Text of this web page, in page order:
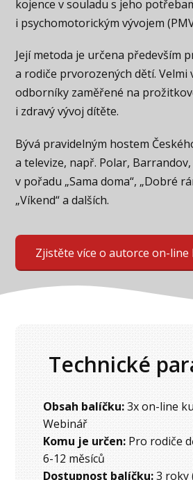
kojence v souladu s jeho
i psychomotorickým vývojem
Její metoda je určena především
a rodiče prvorozených dětí. Velmi
odborníky zaměřené na
i zdravý vývoj dítěte.
Bývá pravidelným hostem
a televize, např. Polar,
v pořadu „Sama doma“, „Dobré
„Víkend“ a dalších.
Zjistěte více o autorce on-line
Technické
Obsah balíčku:3x on-line
Webinář
Komu je určen: Pro rodiče
6-12 měsíců
Dostupnost balíčku:3 roky